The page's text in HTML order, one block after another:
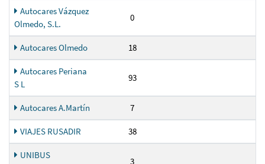
Autocares Vázquez
Olmedo, S.L.
0
Autocares Olmedo 18
Autocares Periana
S L
93
Autocares A.Martín 7
VIAJES RUSADIR 38
UNIBUS
3